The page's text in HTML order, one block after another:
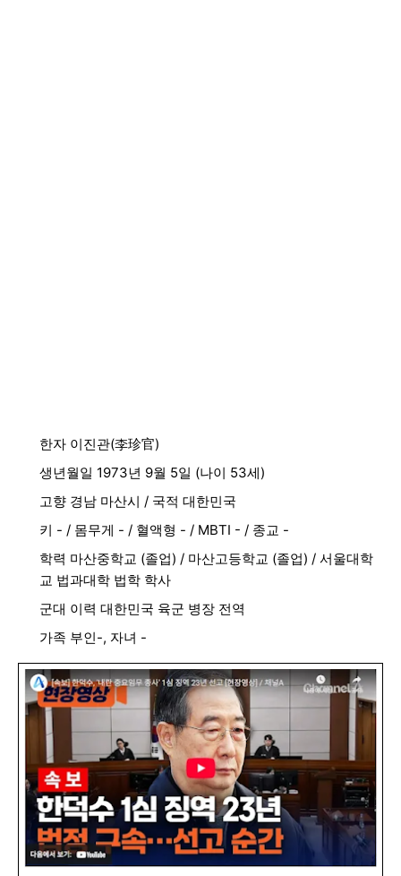
한자 이진관(李珍官)
생년월일 1973년 9월 5일 (나이 53세)
고향 경남 마산시 / 국적 대한민국
키 - / 몸무게 - / 혈액형 - / MBTI - / 종교 -
학력 마산중학교 (졸업) / 마산고등학교 (졸업) / 서울대학
교 법과대학 법학 학사
군대 이력 대한민국 육군 병장 전역
가족 부인-, 자녀 -